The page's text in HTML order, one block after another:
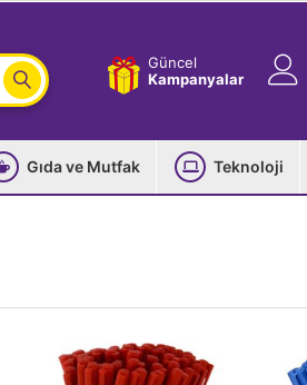
Güncel
Kampanyalar
Gıda ve Mutfak Teknoloji